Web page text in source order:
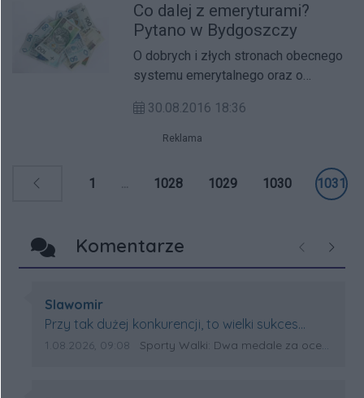
Co dalej z emeryturami?
Pytano w Bydgoszczy
O dobrych i złych stronach obecnego
systemu emerytalnego oraz o
dyskutowali podczas debaty
emerytalnej w Wyższej Szkole
związków zawodowych i organizacji
30.08.2016 18:36
Reklama
1 1028 1029 1030 1031
Komentarze Poprzednie
Autor komentarza:
Slawomir
Treść komentarza:
Przy tak dużej konkurencji, to wielki sukces
Artura. Gratulacje !
Data dodania komentarza:
1.08.2026, 09:08 Źródło komentarza:
Sporty Walki: Dwa medale za oceanem